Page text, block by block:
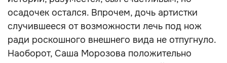
осадочек остался. Впрочем, дочь артистки
случившееся от возможности лечь под нож
ради роскошного внешнего вида не отпугнуло.
Наоборот, Саша Морозова положительно